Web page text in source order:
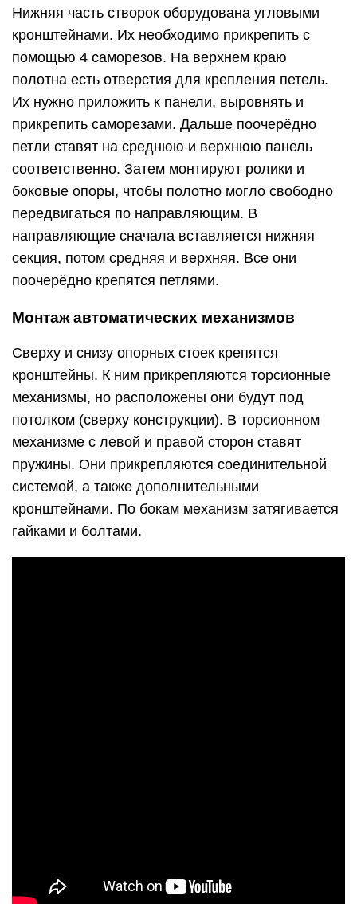
Нижняя часть створок оборудована угловыми
кронштейнами. Их необходимо прикрепить с
помощью 4 саморезов. На верхнем краю
полотна есть отверстия для крепления петель.
Их нужно приложить к панели, выровнять и
прикрепить саморезами. Дальше поочерёдно
петли ставят на среднюю и верхнюю панель
соответственно. Затем монтируют ролики и
боковые опоры, чтобы полотно могло свободно
передвигаться по направляющим. В
направляющие сначала вставляется нижняя
секция, потом средняя и верхняя. Все они
поочерёдно крепятся петлями.
Монтаж автоматических механизмов
Сверху и снизу опорных стоек крепятся
кронштейны. К ним прикрепляются торсионные
механизмы, но расположены они будут под
потолком (сверху конструкции). В торсионном
механизме с левой и правой сторон ставят
пружины. Они прикрепляются соединительной
системой, а также дополнительными
кронштейнами. По бокам механизм затягивается
гайками и болтами.